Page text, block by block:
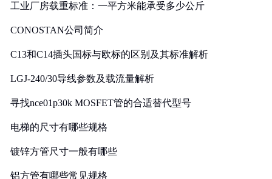
工业厂房载重标准：一平方米能承受多少公斤
CONOSTAN公司简介
C13和C14插头国标与欧标的区别及其标准解析
LGJ-240/30导线参数及载流量解析
寻找nce01p30k MOSFET管的合适替代型号
电梯的尺寸有哪些规格
镀锌方管尺寸一般有哪些
铝方管有哪些常见规格